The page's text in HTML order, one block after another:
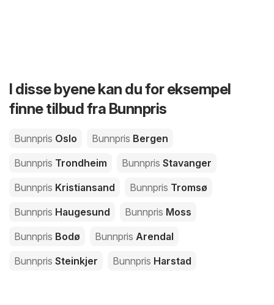
I disse byene kan du for eksempel
finne tilbud fra Bunnpris
Bunnpris Oslo Bunnpris Bergen
Bunnpris Trondheim Bunnpris Stavanger
Bunnpris Kristiansand Bunnpris Tromsø
Bunnpris Haugesund Bunnpris Moss
Bunnpris Bodø Bunnpris Arendal
Bunnpris Steinkjer Bunnpris Harstad